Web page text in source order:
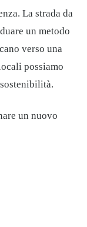
La strada da
un metodo
verso una
possiamo
un nuovo